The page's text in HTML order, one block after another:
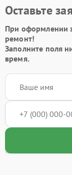
Оставьте
При оформлении
ремонт!
Заполните поля
время.